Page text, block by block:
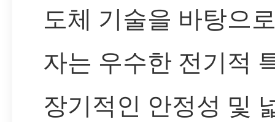
도체 기술을 바탕으
자는 우수한 전기적
장기적인 안정성 및